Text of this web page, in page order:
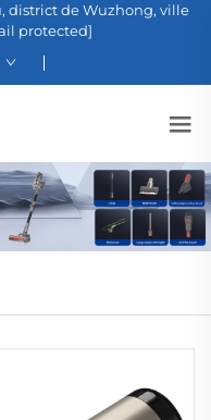
district de Wuzhong, ville
protected]